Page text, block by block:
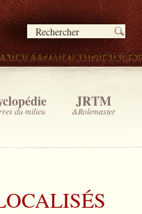
JRTM
&Rolemaster
du milieu